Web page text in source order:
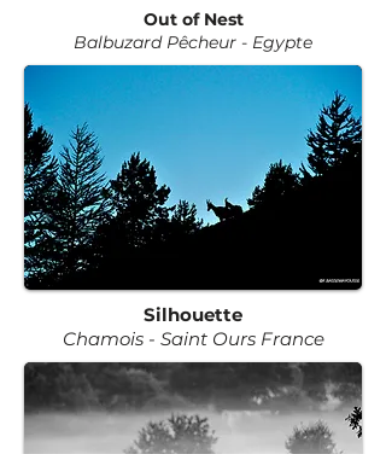
Out of Nest
Balbuzard Pêcheur - Egypte
Silhouette
Chamois - Saint Ours France